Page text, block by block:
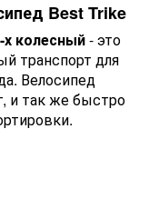
Best Trike
х колесный- это
транспорт для
Велосипед
и так же быстро